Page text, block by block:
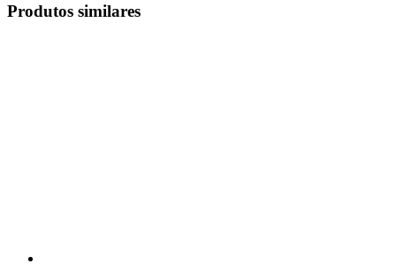
Produtos similares